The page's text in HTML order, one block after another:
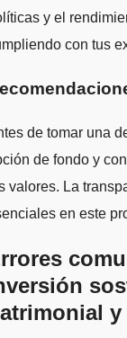
y el
con tus
de tomar una
de fondo y
valores. La
en este